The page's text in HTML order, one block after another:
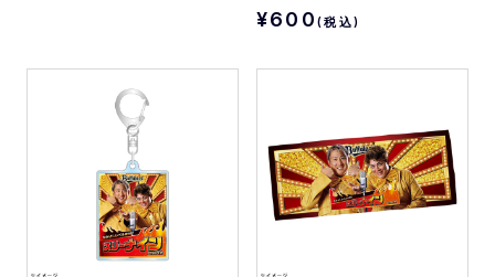
¥600(税込)